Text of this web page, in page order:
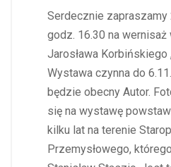
Serdecznie zapraszamy
godz. 16.30 na
Jarosława Korbińskiego
Wystawa czynna do
będzie obecny Autor.
się na wystawę
kilku lat na terenie
Przemysłowego,